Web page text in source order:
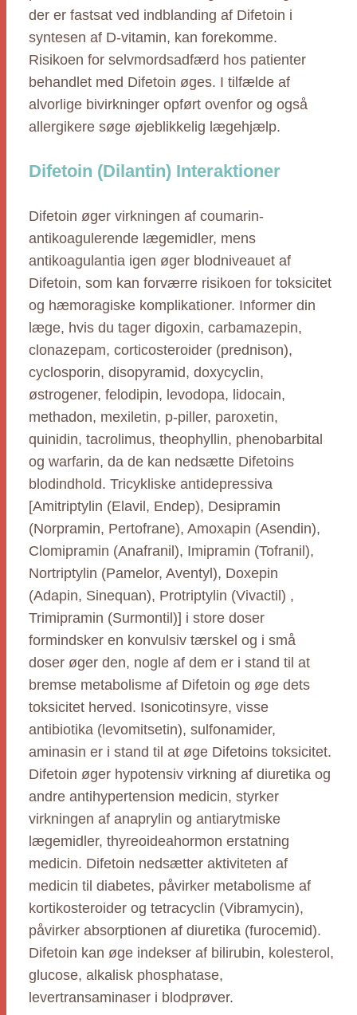
der er fastsat ved indblanding af Difetoin i
syntesen af D-vitamin, kan forekomme.
Risikoen for selvmordsadfærd hos patienter
behandlet med Difetoin øges. I tilfælde af
alvorlige bivirkninger opført ovenfor og også
allergikere søge øjeblikkelig lægehjælp.
Difetoin (Dilantin) Interaktioner
Difetoin øger virkningen af coumarin-
antikoagulerende lægemidler, mens
antikoagulantia igen øger blodniveauet af
Difetoin, som kan forværre risikoen for toksicitet
og hæmoragiske komplikationer. Informer din
læge, hvis du tager digoxin, carbamazepin,
clonazepam, corticosteroider (prednison),
cyclosporin, disopyramid, doxycyclin,
østrogener, felodipin, levodopa, lidocain,
methadon, mexiletin, p-piller, paroxetin,
quinidin, tacrolimus, theophyllin, phenobarbital
og warfarin, da de kan nedsætte Difetoins
blodindhold. Tricykliske antidepressiva
[Amitriptylin (Elavil, Endep), Desipramin
(Norpramin, Pertofrane), Amoxapin (Asendin),
Clomipramin (Anafranil), Imipramin (Tofranil),
Nortriptylin (Pamelor, Aventyl), Doxepin
(Adapin, Sinequan), Protriptylin (Vivactil) ,
Trimipramin (Surmontil)] i store doser
formindsker en konvulsiv tærskel og i små
doser øger den, nogle af dem er i stand til at
bremse metabolisme af Difetoin og øge dets
toksicitet herved. Isonicotinsyre, visse
antibiotika (levomitsetin), sulfonamider,
aminasin er i stand til at øge Difetoins toksicitet.
Difetoin øger hypotensiv virkning af diuretika og
andre antihypertension medicin, styrker
virkningen af anaprylin og antiarytmiske
lægemidler, thyreoideahormon erstatning
medicin. Difetoin nedsætter aktiviteten af
medicin til diabetes, påvirker metabolisme af
kortikosteroider og tetracyclin (Vibramycin),
påvirker absorptionen af diuretika (furocemid).
Difetoin kan øge indekser af bilirubin, kolesterol,
glucose, alkalisk phosphatase,
levertransaminaser i blodprøver.